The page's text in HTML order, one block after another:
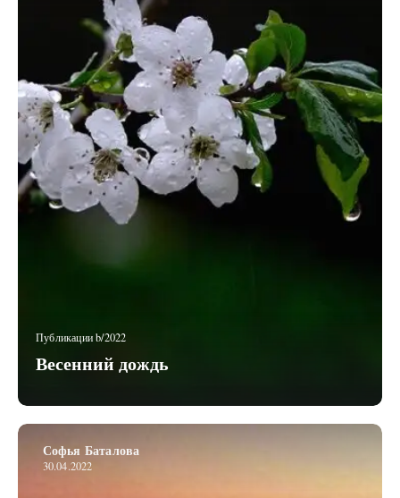
Публикации b/2022
Весенний дождь
Софья Баталова
30.04.2022